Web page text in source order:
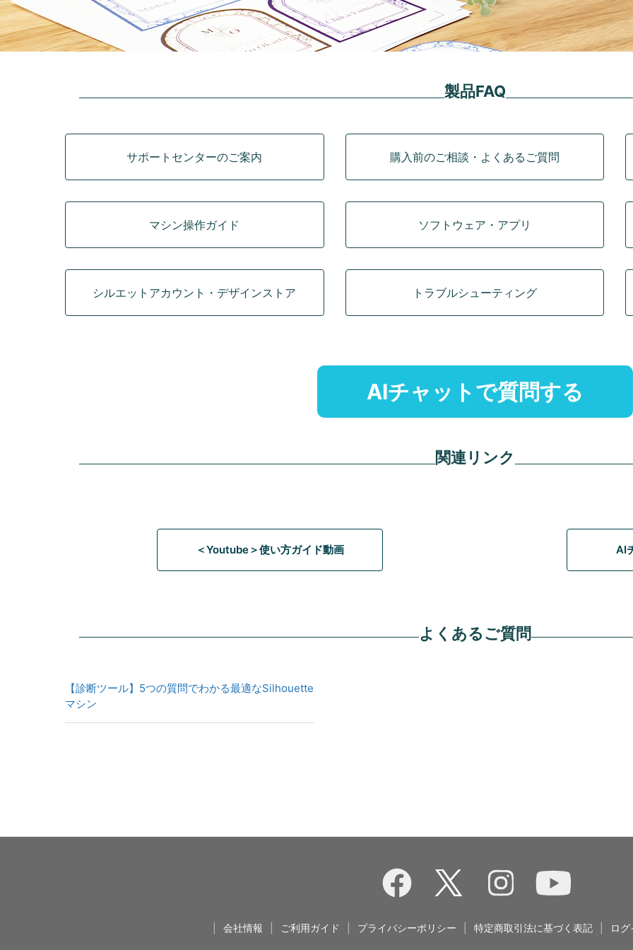
製品FAQ
サポートセンターのご案内 購入前のご相談・よくあるご質問
マシン操作ガイド ソフトウェア・アプリ
シルエットアカウント・デザインストア トラブルシューティング
AIチャットで質問する
関連リンク
＜Youtube＞使い方ガイド動画 AI
よくあるご質問
【診断ツール】5つの質問でわかる最適なSilhouette
マシン
会社情報 ご利用ガイド プライバシーポリシー 特定商取引法に基づく表記 ログ